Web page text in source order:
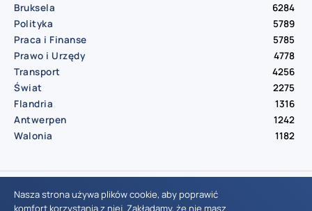
Bruksela
6284
Polityka
5789
Praca i Finanse
5785
Prawo i Urzędy
4778
Transport
4256
Świat
2275
Flandria
1316
Antwerpen
1242
Walonia
1182
© Aktualnosci.be – All Right Reserved 2016-2026
Nasza strona używa plików cookie, aby poprawić
komfort korzystania z niej. Zakładamy, że nie masz